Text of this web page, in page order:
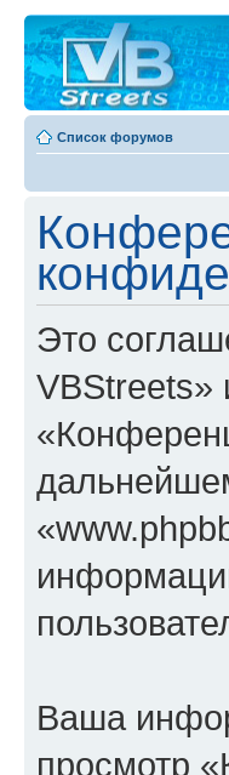
Список форумов
Это
VBStreets»
Ваша
просмотр